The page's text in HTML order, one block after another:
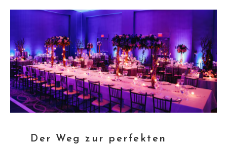
Der Weg zur perfekten